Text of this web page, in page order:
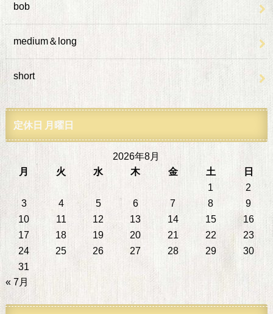
bob
medium＆long
short
定休日 月曜日
2026年8月
月
火 水 木 金 土
日
1
2
3
4 5 6 7 8
9
10
11 12 13 14 15
16
17
18 19 20 21 22
23
24
25 26 27 28 29
30
31
« 7月